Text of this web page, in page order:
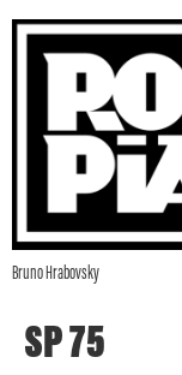
Bruno Hrabovsky
SP 75